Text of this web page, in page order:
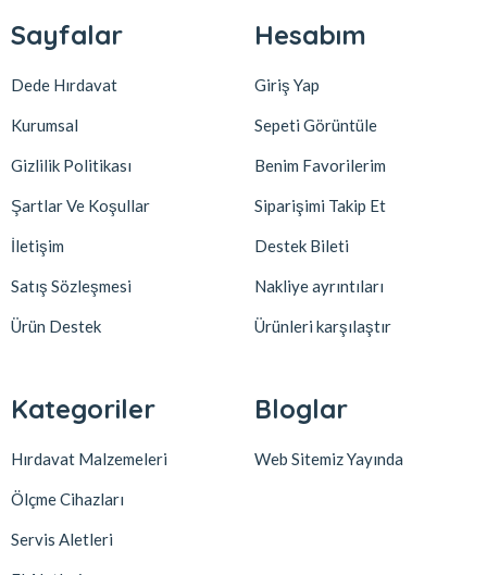
Sayfalar
Dede Hırdavat
Kurumsal
Gizlilik Politikası
Şartlar Ve Koşullar
İletişim
Satış Sözleşmesi
Ürün Destek
Hesabım
Giriş Yap
Sepeti Görüntüle
Benim Favorilerim
Siparişimi Takip Et
Destek Bileti
Nakliye ayrıntıları
Ürünleri karşılaştır
Kategoriler
Hırdavat Malzemeleri
Ölçme Cihazları
Servis Aletleri
Bloglar
Web Sitemiz Yayında